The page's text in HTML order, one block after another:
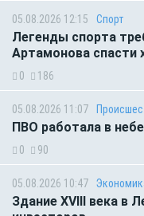
05.08.2026 12:15 Спорт
Легенды спорта
Артамонова спасти
0 186
05.08.2026 11:07
ПВО работала в
0 90
05.08.2026 10:47
Здание XVIII века в